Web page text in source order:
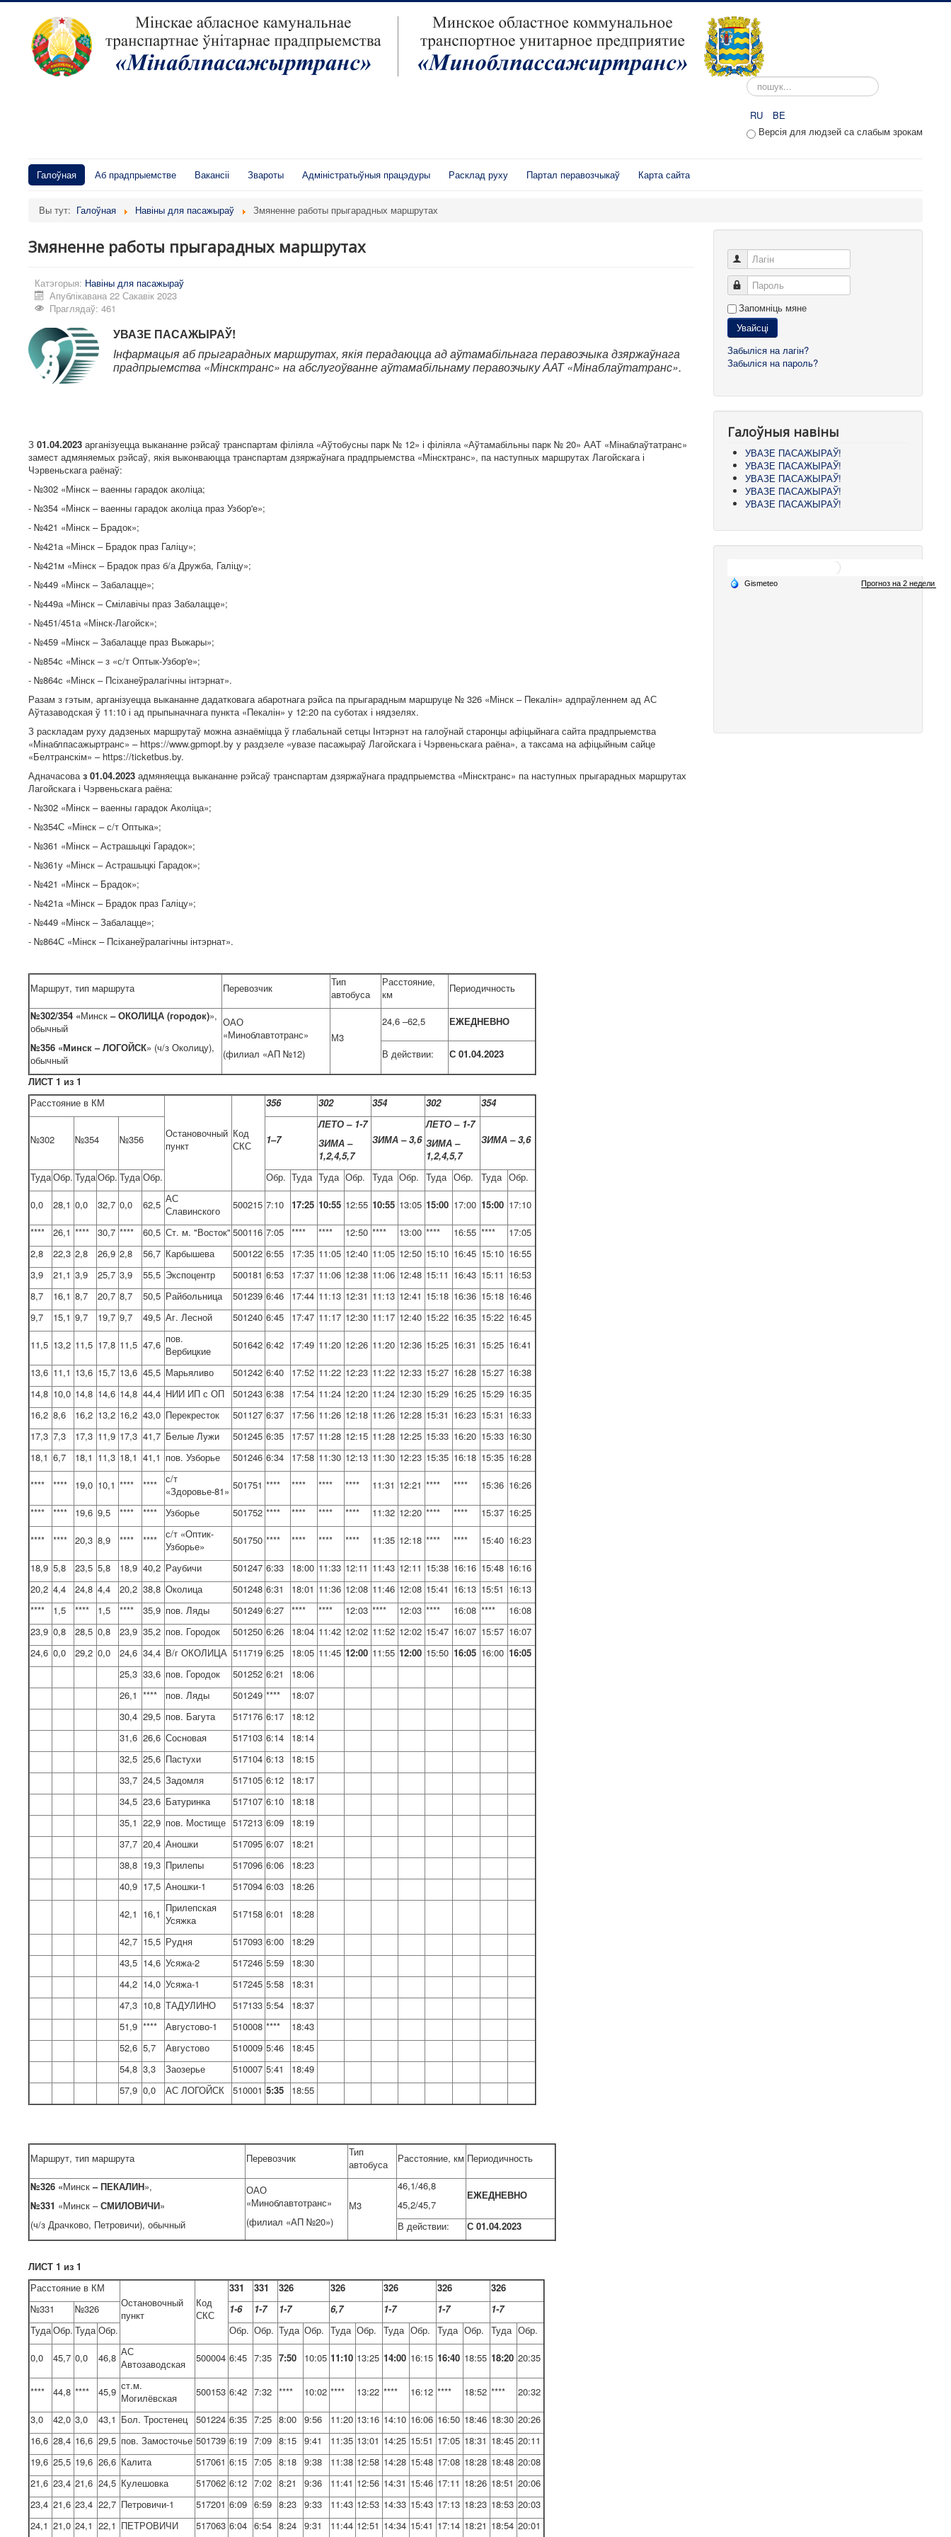
Пошук...
RU
BE
Версія для людзей са слабым зрокам
Галоўная Аб прадпрыемстве Вакансіі Звароты Адміністратыўныя працэдуры Расклад руху Партал перавозчыкаў Карта сайта
Вы тут: Галоўная Навіны для пасажыраў Змяненне работы прыгарадных маршрутах
Змяненне работы прыгарадных маршрутах
Катэгорыя: Навіны для пасажыраў
Апублікавана 22 Сакавік 2023
Праглядаў: 461
УВАЗЕ ПАСАЖЫРАЎ!
Інфармацыя аб прыгарадных маршрутах, якія перадаюцца ад аўтамабільнага перавозчыка дзяржаўнага
прадпрыемства «Мінсктранс» на абслугоўванне аўтамабільнаму перавозчыку ААТ «Мінаблаўтатранс».
З 01.04.2023 арганізуецца выкананне рэйсаў транспартам філіяла «Аўтобусны парк № 12» і філіяла «Аўтамабільны парк № 20» ААТ «Мінаблаўтатранс»
замест адмяняемых рэйсаў, якія выконваюцца транспартам дзяржаўнага прадпрыемства «Мінсктранс», па наступных маршрутах Лагойскага і
Чэрвеньскага раёнаў:
- №302 «Мінск – ваенны гарадок аколіца;
- №354 «Мінск – ваенны гарадок аколіца праз Узбор'е»;
- №421 «Мінск – Брадок»;
- №421а «Мінск – Брадок праз Галіцу»;
- №421м «Мінск – Брадок праз б/а Дружба, Галіцу»;
- №449 «Мінск – Забалацце»;
- №449а «Мінск – Смілавічы праз Забалацце»;
- №451/451а «Мінск-Лагойск»;
- №459 «Мінск – Забалацце праз Выжары»;
- №854с «Мінск – з «с/т Оптык-Узбор'е»;
- №864с «Мінск – Псіханеўралагічны інтэрнат».
Разам з гэтым, арганізуецца выкананне дадатковага абаротнага рэйса па прыгарадным маршруце № 326 «Мінск – Пекалін» адпраўленнем ад АС
Аўтазаводская ў 11:10 і ад прыпыначнага пункта «Пекалін» у 12:20 па суботах і нядзелях.
З раскладам руху дадзеных маршрутаў можна азнаёміцца ў глабальнай сетцы Інтэрнэт на галоўнай старонцы афіцыйнага сайта прадпрыемства
«Мінаблпасажыртранс» – https://www.gpmopt.by у раздзеле «увазе пасажыраў Лагойскага і Чэрвеньскага раёна», а таксама на афіцыйным сайце
«Белтранскім» – https://ticketbus.by.
Адначасоваз 01.04.2023 адмяняецца выкананне рэйсаў транспартам дзяржаўнага прадпрыемства «Мінсктранс» па наступных прыгарадных маршрутах
Лагойскага і Чэрвеньскага раёна:
- №302 «Мінск – ваенны гарадок Аколіца»;
- №354С «Мінск – с/т Оптыка»;
- №361 «Мінск – Астрашыцкі Гарадок»;
- №361у «Мінск – Астрашыцкі Гарадок»;
- №421 «Мінск – Брадок»;
- №421а «Мінск – Брадок праз Галіцу»;
- №449 «Мінск – Забалацце»;
- №864С «Мінск – Псіханеўралагічны інтэрнат».
Маршрут, тип маршрута Перевозчик
Тип
автобуса
Расстояние,
км
Периодичность
№302/354 «Минск– ОКОЛИЦА (городок)»,
обычный
№356 «Минск – ЛОГОЙСК» (ч/з Околицу),
обычный
ОАО
«Миноблавтотранс»
(филиал «АП №12)
М3
24,6 –62,5 ЕЖЕДНЕВНО
В действии: С 01.04.2023
ЛИСТ 1 из 1
Расстояние в КМ
Остановочный
пункт
Код
СКС
356 302 354 302 354
№302 №354 №356 1–7
ЛЕТО – 1-7
ЗИМА –
1,2,4,5,7
ЗИМА – 3,6
ЛЕТО – 1-7
ЗИМА –
1,2,4,5,7
ЗИМА – 3,6
ТудаОбр. ТудаОбр. Туда Обр. Обр. Туда Туда Обр. Туда Обр. Туда Обр. Туда Обр.
0,0 28,1 0,0 32,7 0,0 62,5 АС
Славинского
500215 7:10 17:25 10:55 12:55 10:55 13:05 15:00 17:00 15:00 17:10
**** 26,1 **** 30,7 **** 60,5 Ст. м. "Восток" 500116 7:05 **** **** 12:50 **** 13:00 **** 16:55 ****
17:05
2,8
22,3 2,8 26,9 2,8 56,7 Карбышева 500122 6:55 17:35 11:05 12:40 11:05 12:50 15:10 16:45 15:10 16:55
3,9
21,1 3,9 25,7 3,9 55,5 Экспоцентр 500181 6:53 17:37 11:06 12:38 11:06 12:48 15:11 16:43 15:11 16:53
8,7
16,1 8,7 20,7 8,7 50,5 Райбольница 501239 6:46 17:44 11:13 12:31 11:13 12:41 15:18 16:36 15:18 16:46
9,7
15,1 9,7 19,7 9,7 49,5 Аг. Лесной 501240 6:45 17:47 11:17 12:30 11:17 12:40 15:22 16:35 15:22 16:45
11,5 13,2 11,5 17,8 11,5 47,6 пов.
Вербицкие
501642 6:42 17:49 11:20 12:26 11:20 12:36 15:25 16:31 15:25 16:41
13,6 11,1 13,6 15,7 13,6 45,5 Марьяливо 501242 6:40 17:52 11:22 12:23 11:22 12:33 15:27 16:28 15:27 16:38
14,8 10,0 14,8 14,6 14,8 44,4 НИИ ИП с ОП 501243 6:38 17:54 11:24 12:20 11:24 12:30 15:29 16:25 15:29 16:35
16,2 8,6 16,2 13,2 16,2 43,0 Перекресток 501127 6:37 17:56 11:26 12:18 11:26 12:28 15:31 16:23 15:31 16:33
17,3 7,3 17,3 11,9 17,3 41,7 Белые Лужи 501245 6:35 17:57 11:28 12:15 11:28 12:25 15:33 16:20 15:33 16:30
18,1 6,7 18,1 11,3 18,1 41,1 пов. Узборье 501246 6:34 17:58 11:30 12:13 11:30 12:23 15:35 16:18 15:35 16:28
**** **** 19,0 10,1 **** ****
с/т
«Здоровье-81» 501751 **** **** **** **** 11:31 12:21 **** **** 15:36 16:26
**** **** 19,6 9,5 **** **** Узборье 501752 **** **** **** **** 11:32 12:20 **** **** 15:37 16:25
**** **** 20,3 8,9 **** ****
с/т «Оптик-
Узборье»
501750 **** **** **** **** 11:35 12:18 **** **** 15:40 16:23
18,9 5,8 23,5 5,8 18,9 40,2 Раубичи 501247 6:33 18:00 11:33 12:11 11:43 12:11 15:38 16:16 15:48 16:16
20,2 4,4 24,8 4,4 20,2 38,8 Околица 501248 6:31 18:01 11:36 12:08 11:46 12:08 15:41 16:13 15:51 16:13
****
1,5 **** 1,5 **** 35,9 пов. Ляды 501249 6:27 **** **** 12:03 **** 12:03 **** 16:08 ****
16:08
23,9 0,8 28,5 0,8 23,9 35,2 пов. Городок 501250 6:26 18:04 11:42 12:02 11:52 12:02 15:47 16:07 15:57 16:07
24,6 0,0 29,2 0,0 24,6 34,4 В/г ОКОЛИЦА 511719 6:25 18:05 11:45 12:00 11:55 12:00 15:50 16:05 16:00 16:05
25,3 33,6 пов. Городок 501252 6:21
18:06
26,1 **** пов. Ляды 501249 ****
18:07
30,4 29,5 пов. Багута 517176 6:17
18:12
31,6 26,6 Сосновая 517103 6:14
18:14
32,5 25,6 Пастухи 517104 6:13
18:15
33,7 24,5 Задомля 517105 6:12
18:17
34,5 23,6 Батуринка 517107 6:10
18:18
35,1 22,9 пов. Мостище 517213 6:09
18:19
37,7 20,4 Аношки 517095 6:07
18:21
38,8 19,3 Прилепы 517096 6:06
18:23
40,9 17,5 Аношки-1 517094 6:03 18:26
42,1 16,1 Прилепская
Усяжка
517158 6:01 18:28
42,7 15,5 Рудня 517093 6:00
18:29
43,5 14,6 Усяжа-2 517246 5:59
18:30
44,2 14,0 Усяжа-1 517245 5:58
18:31
47,3 10,8 ТАДУЛИНО 517133 5:54
18:37
51,9 **** Августово-1 510008 ****
18:43
52,6 5,7 Августово 510009 5:46
18:45
54,8 3,3 Заозерье 510007 5:41
18:49
57,9 0,0 АС ЛОГОЙСК 510001 5:35 18:55
Маршрут, тип маршрута Перевозчик
Тип
автобуса
Расстояние, км Периодичность
№326 «Минск– ПЕКАЛИН»,
№331 «Минск –СМИЛОВИЧИ»
(ч/з Драчково, Петровичи), обычный
ОАО
«Миноблавтотранс»
(филиал «АП №20»)
М3
46,1/46,8
45,2/45,7
ЕЖЕДНЕВНО
В действии: С 01.04.2023
ЛИСТ 1 из 1
Расстояние в КМ
Остановочный
пункт
Код
СКС
331 331 326 326 326 326
326
№331
№326 1-6 1-7 1-7 6,7 1-7 1-7
1-7
ТудаОбр. Туда Обр. Обр. Обр. Туда Обр. Туда Обр. Туда Обр. Туда Обр. Туда Обр.
0,0 45,7 0,0 46,8 АС
Автозаводская
500004 6:45 7:35 7:50 10:05 11:10 13:25 14:00 16:15 16:40 18:55 18:20 20:35
**** 44,8 **** 45,9 ст.м.
Могилёвская
500153 6:42 7:32 **** 10:02 **** 13:22 **** 16:12 **** 18:52 **** 20:32
3,0 42,0 3,0 43,1 Бол. Тростенец 501224 6:35 7:25 8:00 9:56 11:20 13:16 14:10 16:06 16:50 18:46 18:30 20:26
16,6 28,4 16,6 29,5 пов. Замосточье 501739 6:19 7:09 8:15 9:41 11:35 13:01 14:25 15:51 17:05 18:31 18:45 20:11
19,6 25,5 19,6 26,6 Калита 517061 6:15 7:05 8:18 9:38 11:38 12:58 14:28 15:48 17:08 18:28 18:48 20:08
21,6 23,4 21,6 24,5 Кулешовка 517062 6:12 7:02 8:21 9:36 11:41 12:56 14:31 15:46 17:11 18:26 18:51 20:06
23,4 21,6 23,4 22,7 Петровичи-1 517201 6:09 6:59 8:23 9:33 11:43 12:53 14:33 15:43 17:13 18:23 18:53 20:03
24,1 21,0 24,1 22,1 ПЕТРОВИЧИ 517063 6:04 6:54 8:24 9:31 11:44 12:51 14:34 15:41 17:14 18:21 18:54 20:01
Лагін
Пароль
Запомніць мяне
Увайсці
Забыліся на лагін?
Забыліся на пароль?
Галоўныя навіны
УВАЗЕ ПАСАЖЫРАЎ!
УВАЗЕ ПАСАЖЫРАЎ!
УВАЗЕ ПАСАЖЫРАЎ!
УВАЗЕ ПАСАЖЫРАЎ!
УВАЗЕ ПАСАЖЫРАЎ!